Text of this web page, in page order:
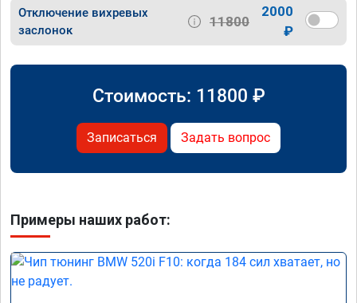
Отключение вихревых
заслонок
11800
2000
₽
Стоимость: 11800 ₽
Записаться Задать вопрос
Примеры наших работ: